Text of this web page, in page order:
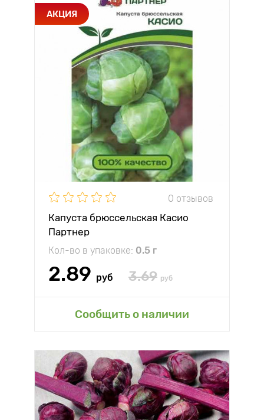
АКЦИЯ
0 отзывов
Капуста брюссельская Касио
Партнер
Кол-во в упаковке: 0.5 г
2.89 руб 3.69 руб
Сообщить о наличии